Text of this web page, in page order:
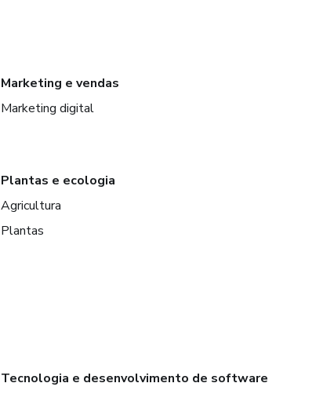
Marketing e vendas
Marketing digital
Plantas e ecologia
Agricultura
Plantas
Tecnologia e desenvolvimento de software